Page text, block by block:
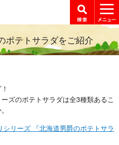
ポテトサラダをご紹介
ズのポテトサラダは全3種類あるこ
シリーズ 『北海道男爵のポテトサラ